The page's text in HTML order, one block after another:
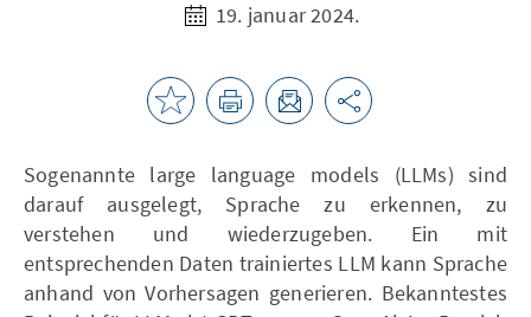
19. januar 2024.
Sogenannte large language models (LLMs) sind
darauf ausgelegt, Sprache zu erkennen, zu
verstehen und wiederzugeben. Ein mit
entsprechenden Daten trainiertes LLM kann Sprache
anhand von Vorhersagen generieren. Bekanntestes